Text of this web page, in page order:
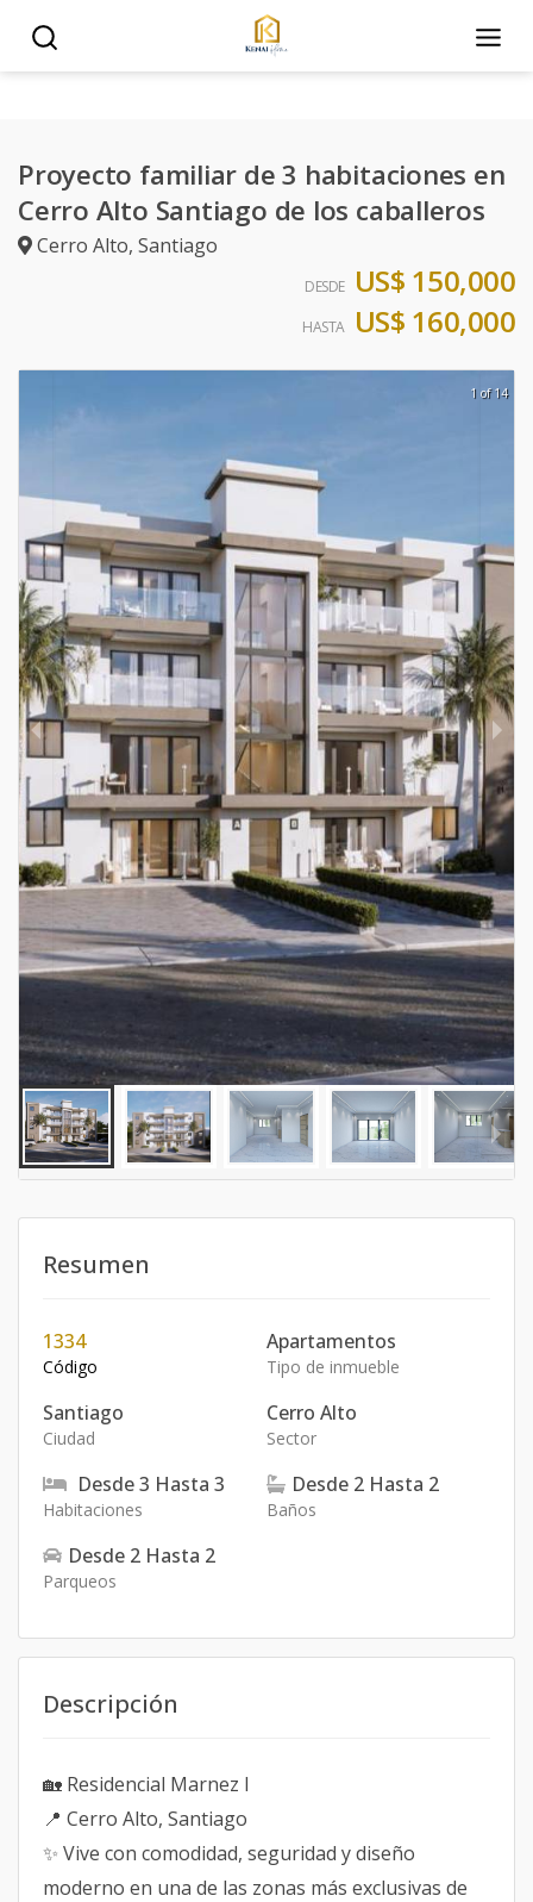
Proyecto familiar de 3 habitaciones en
Cerro Alto Santiago de los caballeros
Cerro Alto, Santiago
DESDE US$ 150,000
HASTA US$ 160,000
1 of 14
Resumen
1334
Código
Apartamentos
Tipo de inmueble
Santiago
Ciudad
Cerro Alto
Sector
Desde3 Hasta 3
Habitaciones
Desde 2 Hasta 2
Baños
Desde 2 Hasta 2
Parqueos
Descripción
🏡 Residencial Marnez I
📍 Cerro Alto, Santiago
✨ Vive con comodidad, seguridad y diseño
moderno en una de las zonas más exclusivas de